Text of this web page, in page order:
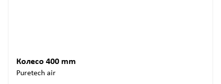
Колесо 400 mm
Puretech air